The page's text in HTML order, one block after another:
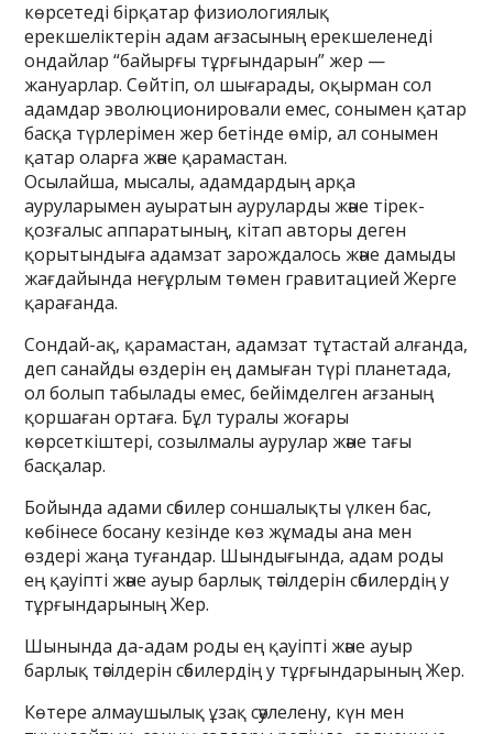
көрсетеді бірқатар физиологиялық
ерекшеліктерін адам ағзасының ерекшеленеді
ондайлар “байырғы тұрғындарын” жер —
жануарлар. Сөйтіп, ол шығарады, оқырман сол
адамдар эволюционировали емес, сонымен қатар
басқа түрлерімен жер бетінде өмір, ал сонымен
қатар оларға және қарамастан.
Осылайша, мысалы, адамдардың арқа
ауруларымен ауыратын ауруларды және тірек-
қозғалыс аппаратының, кітап авторы деген
қорытындыға адамзат зарождалось және дамыды
жағдайында неғұрлым төмен гравитацией Жерге
қарағанда.
Сондай-ақ, қарамастан, адамзат тұтастай алғанда,
деп санайды өздерін ең дамыған түрі планетада,
ол болып табылады емес, бейімделген ағзаның
қоршаған ортаға. Бұл туралы жоғары
көрсеткіштері, созылмалы аурулар және тағы
басқалар.
Бойында адами сәбилер соншалықты үлкен бас,
көбінесе босану кезінде көз жұмады ана мен
өздері жаңа туғандар. Шындығында, адам роды
ең қауіпті және ауыр барлық тәсілдерін сәбилердің у
тұрғындарының Жер.
Шынында да-адам роды ең қауіпті және ауыр
барлық тәсілдерін сәбилердің у тұрғындарының Жер.
Көтере алмаушылық ұзақ сәулелену, күн мен